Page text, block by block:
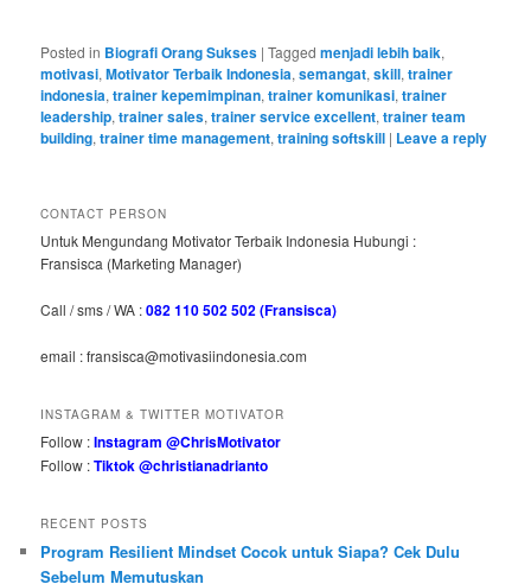
Posted in Biografi Orang Sukses |Tagged menjadi lebih baik,
motivasi,Motivator Terbaik Indonesia,semangat,skill,trainer
indonesia,trainer kepemimpinan,trainer komunikasi,trainer
leadership,trainer sales,trainer service excellent,trainer team
building,trainer time management,training softskill | Leave a reply
CONTACT PERSON
Untuk Mengundang Motivator Terbaik Indonesia Hubungi :
Fransisca (Marketing Manager)
Call / sms / WA :082 110 502 502 (Fransisca)
email : fransisca@motivasiindonesia.com
INSTAGRAM & TWITTER MOTIVATOR
Follow :Instagram @ChrisMotivator
Follow :Tiktok @christianadrianto
RECENT POSTS
Program Resilient Mindset Cocok untuk Siapa? Cek Dulu
Sebelum Memutuskan